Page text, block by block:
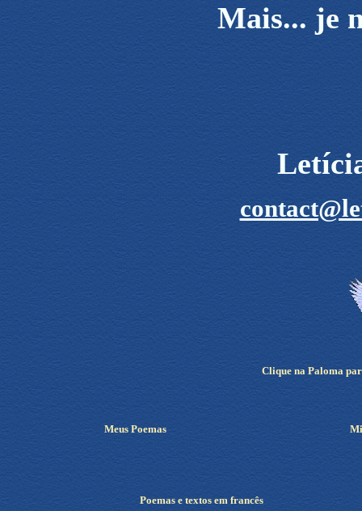
Mais... je
Clique na Paloma
Meus Poemas
Poemas e textos em francês